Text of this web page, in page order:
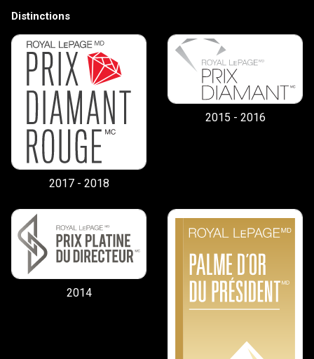
Distinctions
2017 - 2018
2015 - 2016
2014